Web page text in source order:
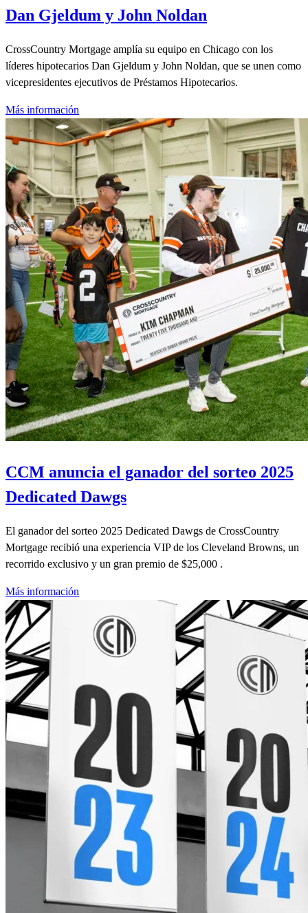
Dan Gjeldum y John Noldan
CrossCountry Mortgage amplía su equipo en Chicago con los
líderes hipotecarios Dan Gjeldum y John Noldan, que se unen como
vicepresidentes ejecutivos de Préstamos Hipotecarios.
Más información
CCM anuncia el ganador del sorteo 2025
Dedicated Dawgs
El ganador del sorteo 2025 Dedicated Dawgs de CrossCountry
Mortgage recibió una experiencia VIP de los Cleveland Browns, un
recorrido exclusivo y un gran premio de $25,000 .
Más información